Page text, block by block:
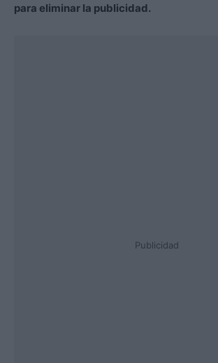
para eliminar la publicidad.
Publicidad